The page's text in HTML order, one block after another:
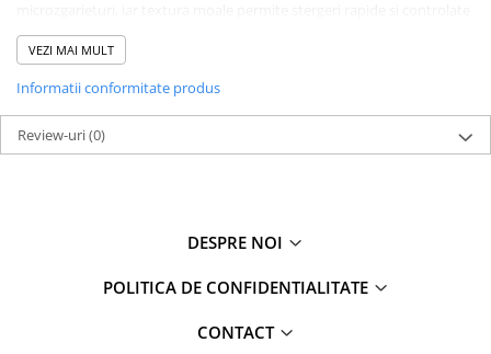
in timpul lucrarilor zilnice.
Impreuna, aceste produse formeaza un set practic si eficient pentru
individuali, cat si pentru ateliere de detailing.
Continut pachet:
Deturner Fluo Foam – 1 L
Deturner Basic Microfiber Towel – 350 GSM, 40 × 40 cm
Utilizare personala sau profesionala
VEZI MAI MULT
Informatii conformitate produs
Review-uri(0)
DESPRE NOI
POLITICA DE CONFIDENTIALITATE
CONTACT